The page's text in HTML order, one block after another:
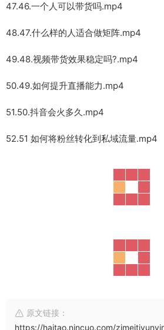
47.46.一个人可以带货吗.mp4
48.47.什么样的人适合做矩阵.mp4
49.48.视频带货效果稳定吗?.mp4
50.49.如何提升直播能力.mp4
51.50.抖音会火多久.mp4
52.51 如何将粉丝转化到私域流量.mp4
原文链接：
https://haitao.nincuo.com/